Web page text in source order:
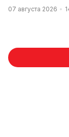
07 августа 2026